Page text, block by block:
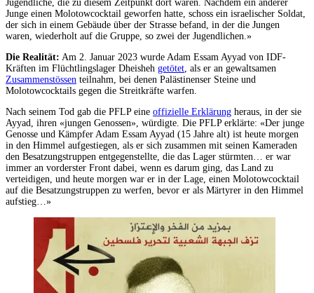
Jugendliche, die zu diesem Zeitpunkt dort waren. Nachdem ein anderer
Junge einen Molotowcocktail geworfen hatte, schoss ein israelischer Soldat,
der sich in einem Gebäude über der Strasse befand, in der die Jungen
waren, wiederholt auf die Gruppe, so zwei der Jugendlichen.»
Die Realität: Am 2. Januar 2023 wurde Adam Essam Ayyad von IDF-
Kräften im Flüchtlingslager Dheisheh getötet, als er an gewaltsamen
Zusammenstössen teilnahm, bei denen Palästinenser Steine und
Molotowcocktails gegen die Streitkräfte warfen.
Nach seinem Tod gab die PFLP eine offizielle Erklärung heraus, in der sie
Ayyad, ihren «jungen Genossen», würdigte. Die PFLP erklärte: «Der junge
Genosse und Kämpfer Adam Essam Ayyad (15 Jahre alt) ist heute morgen
in den Himmel aufgestiegen, als er sich zusammen mit seinen Kameraden
den Besatzungstruppen entgegenstellte, die das Lager stürmten… er war
immer an vorderster Front dabei, wenn es darum ging, das Land zu
verteidigen, und heute morgen war er in der Lage, einen Molotowcocktail
auf die Besatzungstruppen zu werfen, bevor er als Märtyrer in den Himmel
aufstieg…»